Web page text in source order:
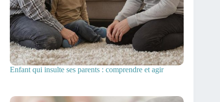
Enfant qui insulte ses parents : comprendre et agir